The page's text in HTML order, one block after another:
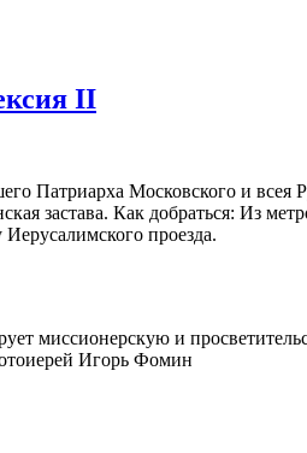
II
Патриарха Московского и всея
застава. Как добраться: Из
проезда.
миссионерскую и
Игорь Фомин